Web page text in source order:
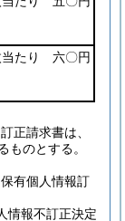
当たり 六〇円
正請求書は、
ものとする。
有個人情報訂
情報不訂正決定